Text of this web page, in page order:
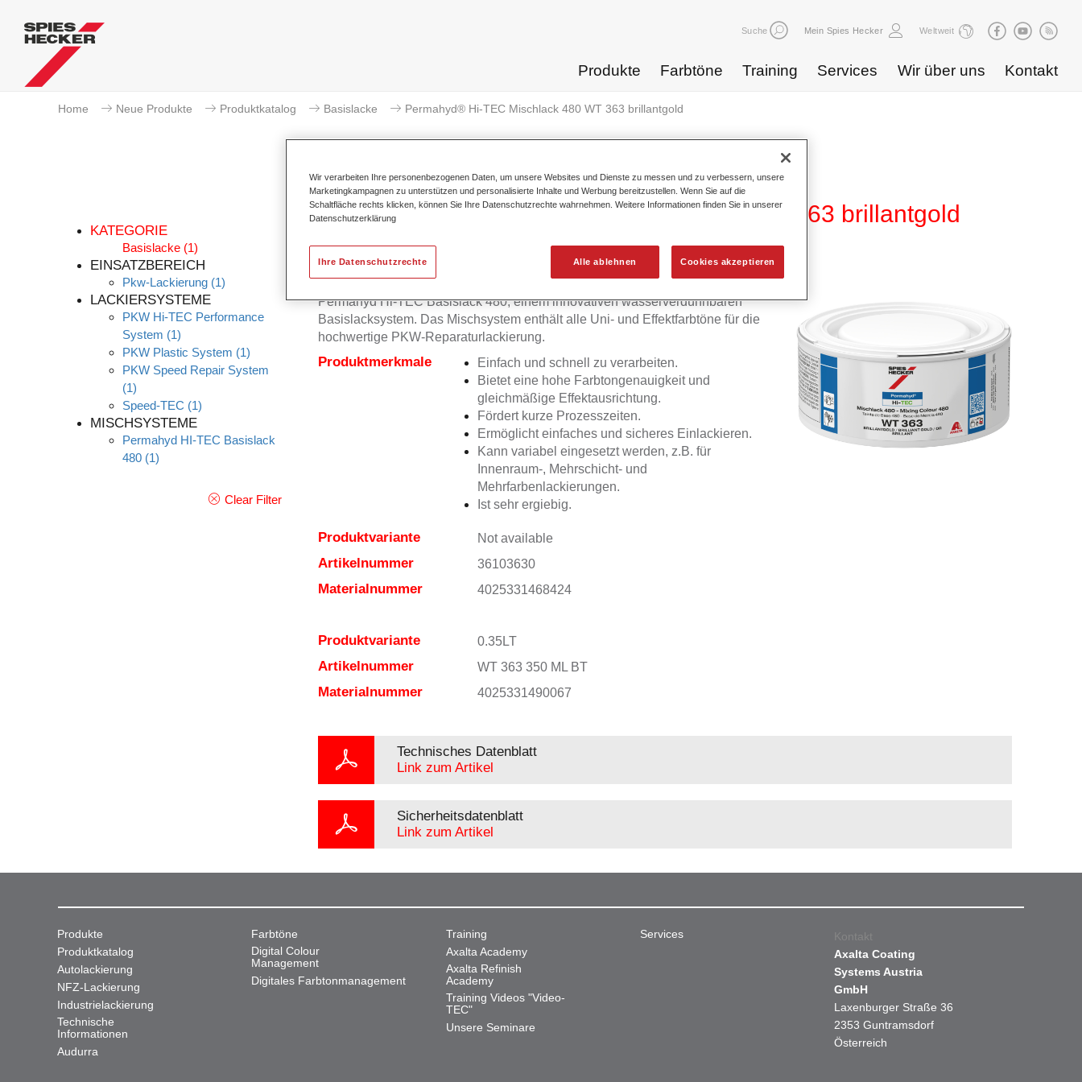
Suche Mein Spies Hecker Weltweit
Produkte Farbtöne Training Services Wir über uns Kontakt
Home Neue Produkte Produktkatalog Basislacke Permahyd® Hi-TEC Mischlack 480 WT 363 brillantgold
KATEGORIE
Basislacke (1)
EINSATZBEREICH
Pkw-Lackierung (1)
LACKIERSYSTEME
PKW Hi-TEC Performance
System (1)
PKW Plastic System (1)
PKW Speed Repair System
(1)
Speed-TEC (1)
MISCHSYSTEME
Permahyd HI-TEC Basislack
480 (1)
Clear Filter
Permahyd® Hi-TEC Mischlack 480 WT 363 brillantgold
Permahyd Hi-TEC Basislack 480, einem innovativen wasserverdünnbaren
Basislacksystem. Das Mischsystem enthält alle Uni- und Effektfarbtöne für die
hochwertige PKW-Reparaturlackierung.
Produktmerkmale
Einfach und schnell zu verarbeiten.
Bietet eine hohe Farbtongenauigkeit und
gleichmäßige Effektausrichtung.
Fördert kurze Prozesszeiten.
Ermöglicht einfaches und sicheres Einlackieren.
Kann variabel eingesetzt werden, z.B. für
Innenraum-, Mehrschicht- und
Mehrfarbenlackierungen.
Ist sehr ergiebig.
Produktvariante Not available
Artikelnummer 36103630
Materialnummer 4025331468424
Produktvariante 0.35LT
Artikelnummer WT 363 350 ML BT
Materialnummer 4025331490067
Technisches Datenblatt
Link zum Artikel
Sicherheitsdatenblatt
Link zum Artikel
Produkte
Produktkatalog
Autolackierung
NFZ-Lackierung
Industrielackierung
Technische
Informationen
Audurra
Farbtöne
Digital Colour
Management
Digitales Farbtonmanagement
Training
Axalta Academy
Axalta Refinish
Academy
Training Videos "Video-
TEC"
Unsere Seminare
Services
Kontakt
Axalta Coating
Systems Austria
GmbH
Laxenburger Straße 36
2353 Guntramsdorf
Österreich
Wir verarbeiten Ihre personenbezogenen Daten, um unsere Websites und Dienste zu messen und zu verbessern, unsere
Marketingkampagnen zu unterstützen und personalisierte Inhalte und Werbung bereitzustellen. Wenn Sie auf die
Schaltfläche rechts klicken, können Sie Ihre Datenschutzrechte wahrnehmen. Weitere Informationen finden Sie in unserer
Datenschutzerklärung
Alle ablehnen Cookies akzeptieren
Ihre Datenschutzrechte